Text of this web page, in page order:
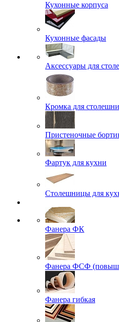
Кухонные корпуса
Кухонные фасады
Аксессуары для
Кромка для
Пристеночные
Фартук для кухни
Столешницы для
Фанера ФК
Фанера ФСФ
Фанера гибкая